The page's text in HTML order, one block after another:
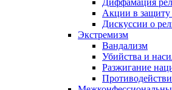
Диффамация
Акции в защиту
Дискуссии о
Экстремизм
Вандализм
Убийства и
Разжигание